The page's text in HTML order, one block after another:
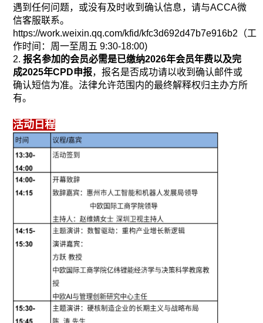
遇到任何问题，或没有及时收到确认信息，请与ACCA微
信客服联系。
https://work.weixin.qq.com/kfid/kfc3d692d47b7e916b2（工
作时间：周一至周五 9:30-18:00)
2.报名参加的会员必需是已缴纳2026年会员年费以及完
成2025年CPD申报，报名是否成功请以收到确认邮件或
确认短信为准。法律允许范围内的最终解释权归主办方所
有。
活动日程